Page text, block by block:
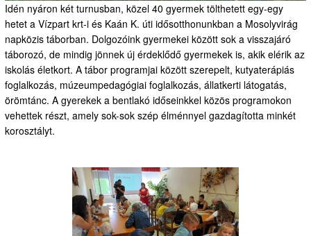
Idén nyáron két turnusban, közel 40 gyermek tölthetett egy-egy
hetet a Vízpart krt-i és Kaán K. úti idősotthonunkban a Mosolyvirág
napközis táborban. Dolgozóink gyermekei között sok a visszajáró
táborozó, de mindig jönnek új érdeklődő gyermekek is, akik elérik az
iskolás életkort. A tábor programjai között szerepelt, kutyaterápiás
foglalkozás, múzeumpedagógiai foglalkozás, állatkerti látogatás,
örömtánc. A gyerekek a bentlakó időseinkkel közös programokon
vehettek részt, amely sok-sok szép élménnyel gazdagította minkét
korosztályt.